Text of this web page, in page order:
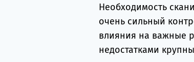
Необходимость
очень сильный
влияния на важные
недостатками